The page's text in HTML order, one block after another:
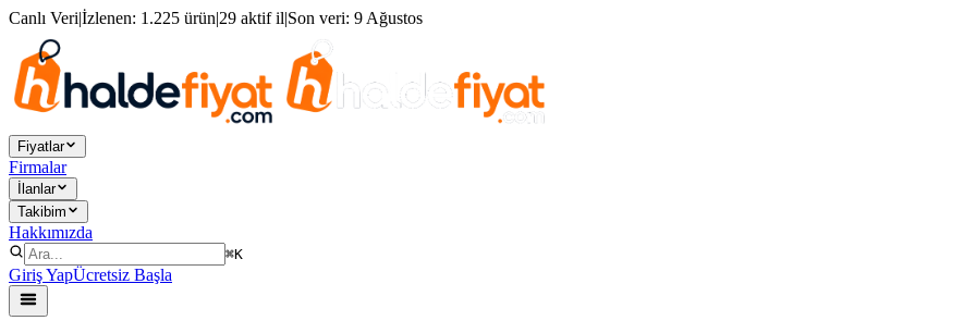
Canlı Veri|İzlenen: 1.225 ürün|29 aktif il|Son veri: 9 Ağustos
Fiyatlar
Firmalar
İlanlar
Takibim
Hakkımızda
⌘K
Giriş YapÜcretsiz Başla